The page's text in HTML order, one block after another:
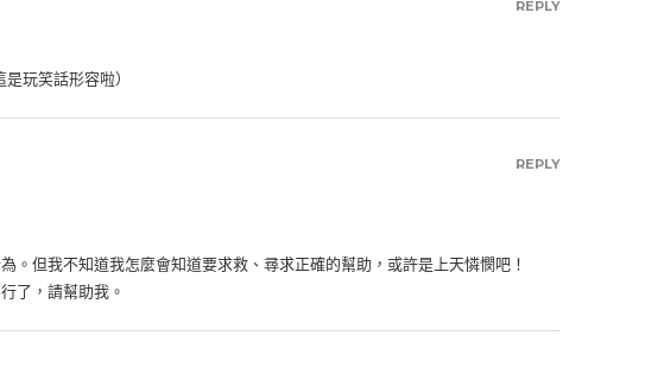
玩笑話形容啦）
REPLY
但我不知道我怎麼會知道要求救、尋求正確的幫助，或許是上天憐憫吧！
了，請幫助我。
REPLY